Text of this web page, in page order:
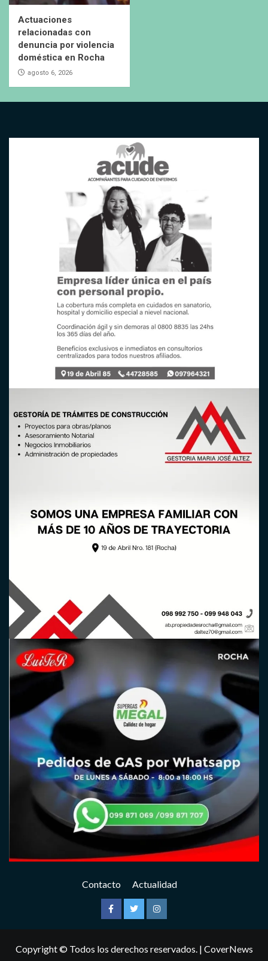
Actuaciones
relacionadas con
denuncia por violencia
doméstica en Rocha
agosto 6, 2026
Contacto Actualidad
FacebookTwitterInstagram
Copyright © Todos los derechos reservados. | CoverNews